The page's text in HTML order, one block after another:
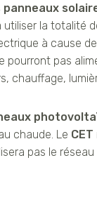
panneaux
la totalité
à cause
pourront pas
chauffage,
chaude. Le CET
pas le